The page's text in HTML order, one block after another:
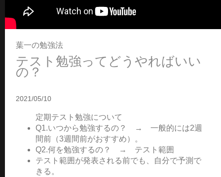
葉一の勉強法
テスト勉強ってどうやればいい
の？
2021/05/10
定期テスト勉強について
Q1.いつから勉強するの？ → 一般的には2週
間前（3週間前がおすすめ）。
Q2.何を勉強するの？ → テスト範囲
テスト範囲が発表される前でも、自分で予測で
きる。